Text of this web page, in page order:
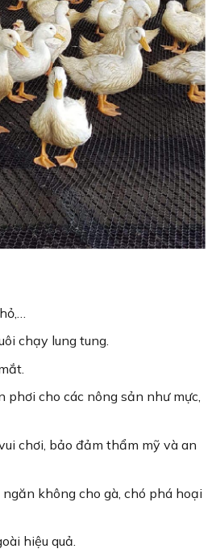
chạy lung tung.
phơi cho các nông sản như mực,
chơi, bảo đảm thẩm mỹ và an
không cho gà, chó phá hoại
hiệu quả.